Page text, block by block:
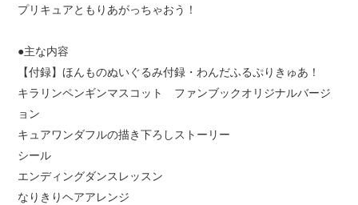
プリキュアともりあがっちゃおう！
●主な内容
【付録】ほんものぬいぐるみ付録・わんだふるぷりきゅあ！
キラリンペンギンマスコット ファンブックオリジナルバージ
ョン
キュアワンダフルの描き下ろしストーリー
シール
エンディングダンスレッスン
なりきりヘアアレンジ